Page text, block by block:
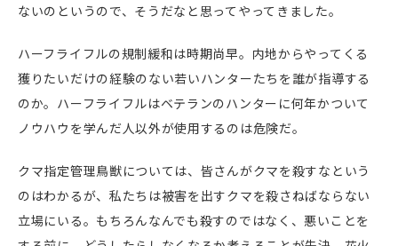
ないのというので、そうだなと思ってやってきました。
ハーフライフルの規制緩和は時期尚早。内地からやってくる
獲りたいだけの経験のない若いハンターたちを誰が指導する
のか。ハーフライフルはベテランのハンターに何年かついて
ノウハウを学んだ人以外が使用するのは危険だ。
クマ指定管理鳥獣については、皆さんがクマを殺すなという
のはわかるが、私たちは被害を出すクマを殺さねばならない
立場にいる。もちろんなんでも殺すのではなく、悪いことを